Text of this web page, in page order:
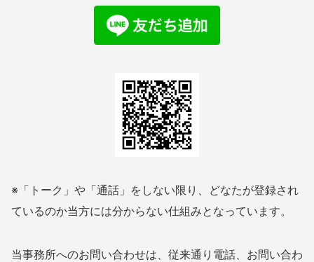
※「トーク」や「通話」をしない限り、どなたが登録され
ているのか当方には分からない仕組みとなっています。
当事務所へのお問い合わせは、従来通り電話、お問い合わ